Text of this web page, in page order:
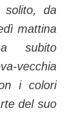
solito, da
mattina
subito
vecchia
i colori
del suo